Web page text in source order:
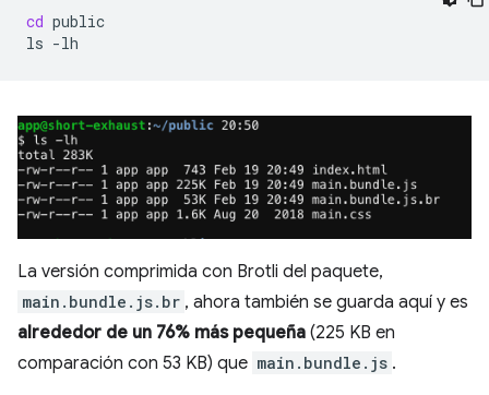
cd public
ls
La versión comprimida con Brotli del paquete,
main.bundle.js.br , ahora también se guarda aquí y es
alrededor de un 76% más pequeña (225 KB en
comparación con 53 KB) que main.bundle.js .